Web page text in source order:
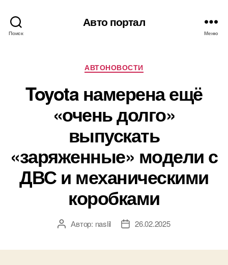
Поиск
Авто портал
Меню
Рубрики
АВТОНОВОСТИ
Toyota намерена ещё
«очень долго»
выпускать
«заряженные» модели с
ДВС и механическими
коробками
АвторАвтор: naslil
Дата26.02.2025